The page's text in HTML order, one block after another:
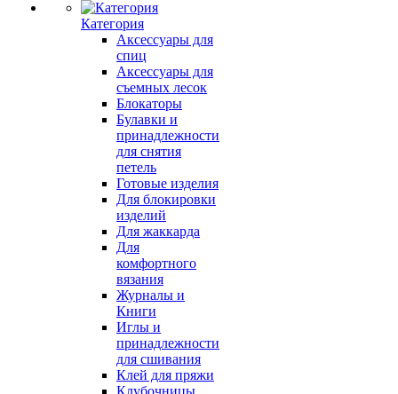
Категория
Аксессуары для
спиц
Аксессуары для
съемных лесок
Блокаторы
Булавки и
принадлежности
для снятия
петель
Готовые изделия
Для блокировки
изделий
Для жаккарда
Для
комфортного
вязания
Журналы и
Книги
Иглы и
принадлежности
для сшивания
Клей для пряжи
Клубочницы